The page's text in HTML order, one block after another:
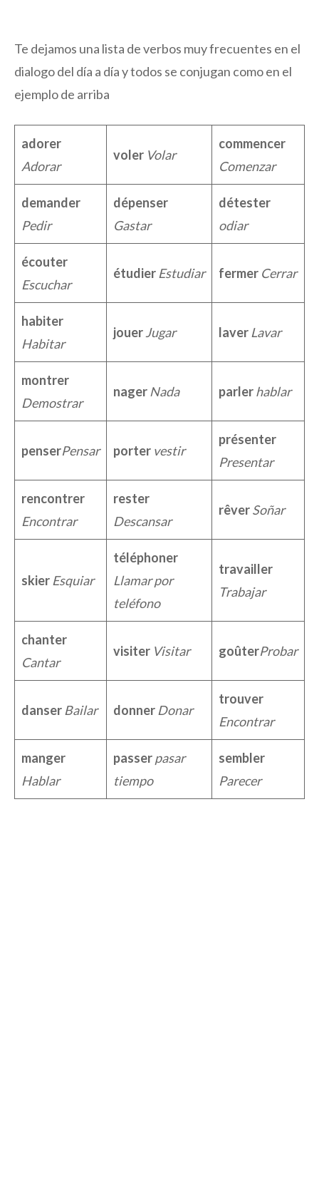
Te dejamos una lista de verbos muy frecuentes en el
dialogo del día a día y todos se conjugan como en el
ejemplo de arriba
adorer
Adorar
voler Volar
commencer
Comenzar
demander
Pedir
dépenser
Gastar
détester
odiar
écouter
Escuchar
étudier Estudiar fermer Cerrar
habiter
Habitar
jouerJugar laver Lavar
montrer
Demostrar
nager Nada parlerhablar
penserPensar porter vestir
présenter
Presentar
rencontrer
Encontrar
rester
Descansar
rêverSoñar
skier Esquiar
téléphoner
Llamar por
teléfono
travailler
Trabajar
chanter
Cantar
visiter Visitar goûterProbar
danser Bailar donner Donar
trouver
Encontrar
manger
Hablar
passerpasar
tiempo
sembler
Parecer